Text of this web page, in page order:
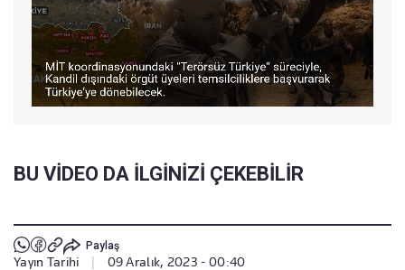
BU VİDEO DA İLGİNİZİ ÇEKEBİLİR
Paylaş
Yayın Tarihi 09 Aralık, 2023 - 00:40